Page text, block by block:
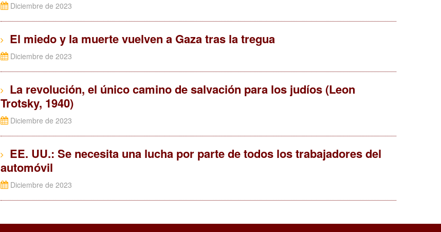
Diciembre de 2023
El miedo y la muerte vuelven a Gaza tras la tregua
Diciembre de 2023
La revolución, el único camino de salvación para los judíos (Leon
Trotsky, 1940)
Diciembre de 2023
EE. UU.: Se necesita una lucha por parte de todos los trabajadores del
automóvil
Diciembre de 2023